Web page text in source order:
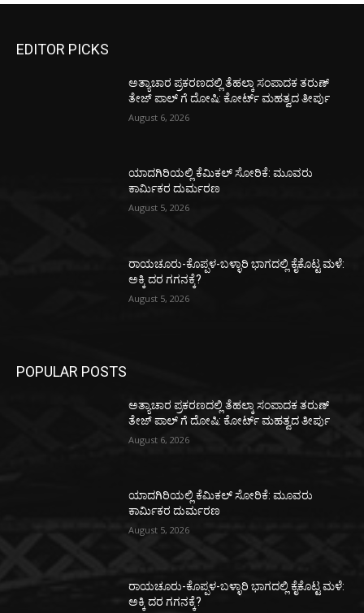
EDITOR PICKS
ಅತ್ಯಾಚಾರ ಪ್ರಕರಣದಲ್ಲಿ ತೆಹಲ್ಕಾ ಸಂಪಾದಕ ತರುಣ್‌
ತೇಜ್‌ ಪಾಲ್‌ ಗೆ ದೋಷಿ: ಕೋರ್ಟ್‌ ಮಹತ್ವದ ತೀರ್ಪು
August 6, 2026
ಯಾದಗಿರಿಯಲ್ಲಿ ಕೆಮಿಕಲ್ ಸೋರಿಕೆ: ಮೂವರು
ಕಾರ್ಮಿಕರ ದುರ್ಮರಣ
August 5, 2026
ರಾಯಚೂರು-ಕೊಪ್ಪಳ-ಬಳ್ಳಾರಿ ಭಾಗದಲ್ಲಿ ಕೈಕೊಟ್ಟ ಮಳೆ:
ಅಕ್ಕಿ ದರ ಗಗನಕ್ಕೆ?
August 5, 2026
POPULAR POSTS
ಅತ್ಯಾಚಾರ ಪ್ರಕರಣದಲ್ಲಿ ತೆಹಲ್ಕಾ ಸಂಪಾದಕ ತರುಣ್‌
ತೇಜ್‌ ಪಾಲ್‌ ಗೆ ದೋಷಿ: ಕೋರ್ಟ್‌ ಮಹತ್ವದ ತೀರ್ಪು
August 6, 2026
ಯಾದಗಿರಿಯಲ್ಲಿ ಕೆಮಿಕಲ್ ಸೋರಿಕೆ: ಮೂವರು
ಕಾರ್ಮಿಕರ ದುರ್ಮರಣ
August 5, 2026
ರಾಯಚೂರು-ಕೊಪ್ಪಳ-ಬಳ್ಳಾರಿ ಭಾಗದಲ್ಲಿ ಕೈಕೊಟ್ಟ ಮಳೆ:
ಅಕ್ಕಿ ದರ ಗಗನಕ್ಕೆ?